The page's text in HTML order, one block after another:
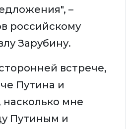
–
российскому
Зарубину.
встрече,
Путина и
насколько мне
Путиным и